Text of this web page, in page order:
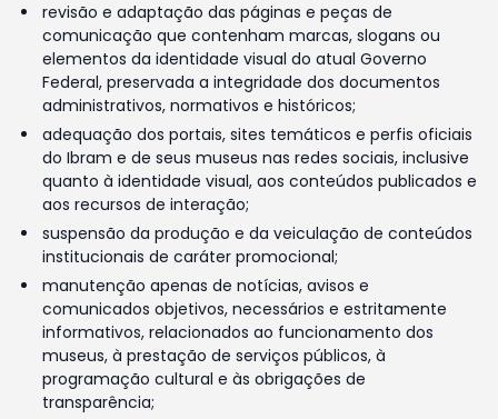
revisão e adaptação das páginas e peças de
comunicação que contenham marcas, slogans ou
elementos da identidade visual do atual Governo
Federal, preservada a integridade dos documentos
administrativos, normativos e históricos;
adequação dos portais, sites temáticos e perfis oficiais
do Ibram e de seus museus nas redes sociais, inclusive
quanto à identidade visual, aos conteúdos publicados e
aos recursos de interação;
suspensão da produção e da veiculação de conteúdos
institucionais de caráter promocional;
manutenção apenas de notícias, avisos e
comunicados objetivos, necessários e estritamente
informativos, relacionados ao funcionamento dos
museus, à prestação de serviços públicos, à
programação cultural e às obrigações de
transparência;